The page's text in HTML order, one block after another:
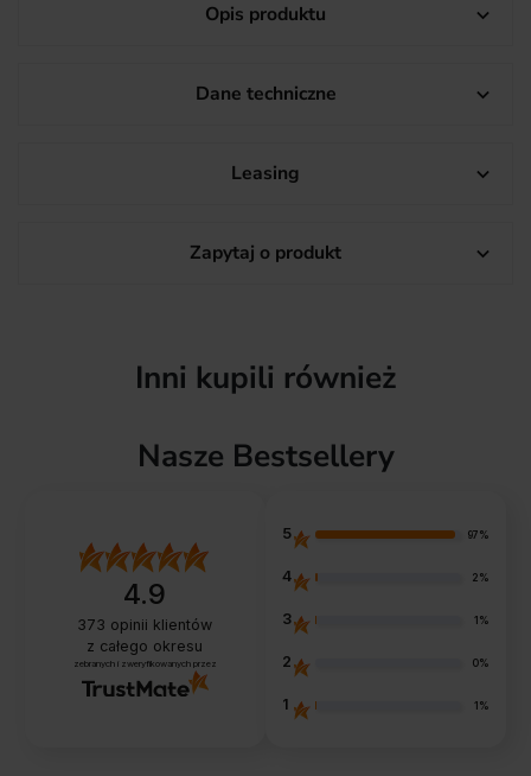
Opis produktu 
Dane techniczne 
Leasing 
Zapytaj o produkt 
Inni kupili również
Nasze Bestsellery
4.9
373 opinii klientów
z całego okresu
zebranych i zweryfikowanych przez
5 97%
4 2%
3 1%
2 0%
1 1%